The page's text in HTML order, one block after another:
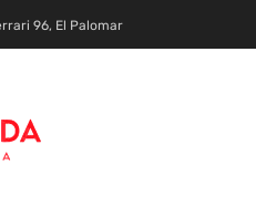
96, El Palomar